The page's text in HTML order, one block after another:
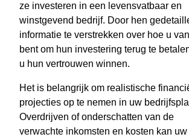
ze investeren in een levensvatbaar en
winstgevend bedrijf. Door hen
informatie te verstrekken over hoe u
bent om hun investering terug te
u hun vertrouwen winnen.
Het is belangrijk om realistische
projecties op te nemen in uw
Overdrijven of onderschatten van de
verwachte inkomsten en kosten kan uw